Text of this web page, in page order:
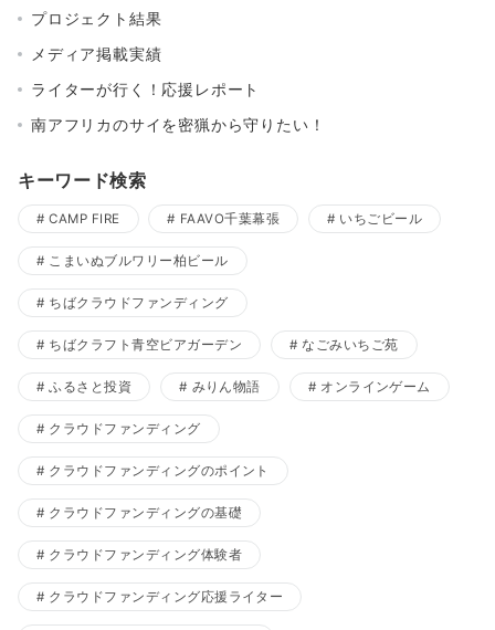
プロジェクト結果
メディア掲載実績
ライターが行く！応援レポート
南アフリカのサイを密猟から守りたい！
キーワード検索
CAMP FIRE FAAVO千葉幕張 いちごビール
こまいぬブルワリー柏ビール
ちばクラウドファンディング
ちばクラフト青空ビアガーデン なごみいちご苑
ふるさと投資 みりん物語 オンラインゲーム
クラウドファンディング
クラウドファンディングのポイント
クラウドファンディングの基礎
クラウドファンディング体験者
クラウドファンディング応援ライター